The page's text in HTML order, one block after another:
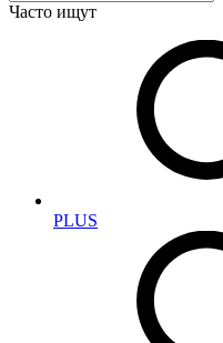
Часто ищут
PLUS